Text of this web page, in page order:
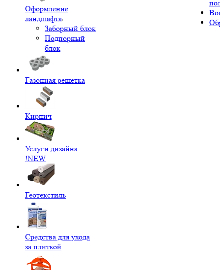
Оформление
ландшафта
Заборный блок
Подпорный
блок
Газонная решетка
Кирпич
Услуги дизайна
!NEW
Геотекстиль
Средства для ухода
за плиткой